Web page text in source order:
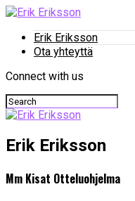
Erik Eriksson
Ota yhteyttä
Connect with us
Erik Eriksson
Mm Kisat Otteluohjelma